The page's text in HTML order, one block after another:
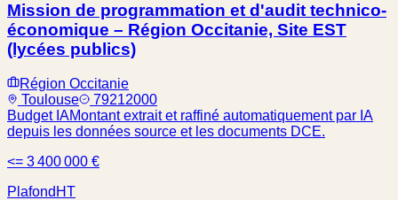
Mission de programmation et d'audit technico-
économique – Région Occitanie, Site EST
(lycées publics)
Région Occitanie
Toulouse
79212000
Budget IAMontant extrait et raffiné automatiquement par IA
depuis les données source et les documents DCE.
<= 3 400 000 €
Plafond HT